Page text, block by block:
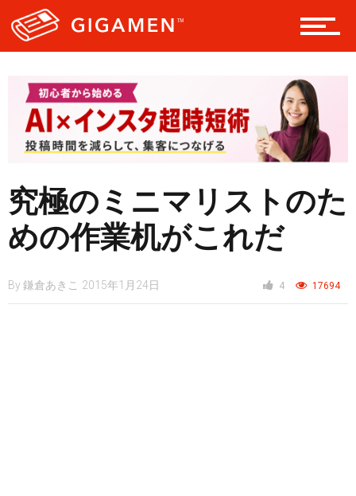
スタイル
仮想通貨
スマートフォン
究極のミニマリストのた
めの作業机がこれだ
By 鎌倉あきこ 2015年1月24日 4 17694